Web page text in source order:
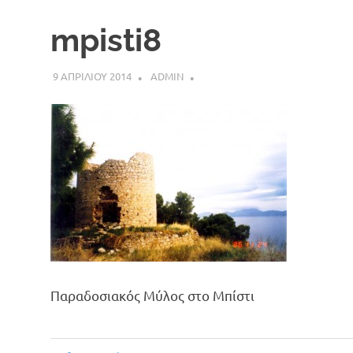
mpisti8
9 ΑΠΡΙΛΙΟΥ 2014 ADMIN
Παραδοσιακός Μύλος στο Μπίστι